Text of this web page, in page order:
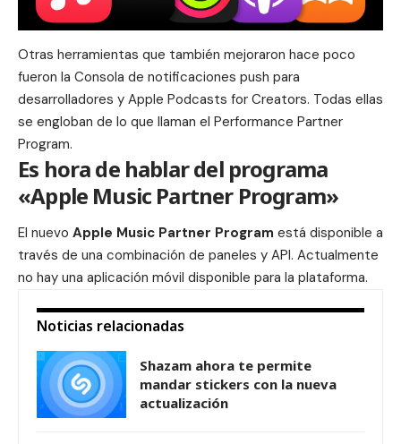
Otras herramientas que también mejoraron hace poco
fueron la Consola de notificaciones push para
desarrolladores y Apple Podcasts for Creators. Todas ellas
se engloban de lo que llaman el Performance Partner
Program.
Es hora de hablar del programa
«Apple Music Partner Program»
El nuevo Apple Music Partner Program está disponible a
través de una combinación de paneles y API. Actualmente
no hay una aplicación móvil disponible para la plataforma.
Noticias relacionadas
Shazam ahora te permite
mandar stickers con la nueva
actualización